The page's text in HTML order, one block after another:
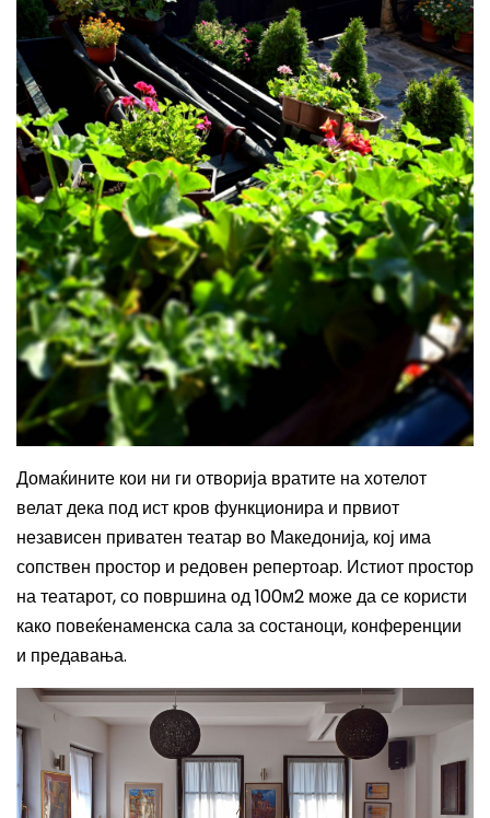
Домаќините кои ни ги отворија вратите на хотелот
велат дека под ист кров функционира и првиот
независен приватен театар во Македонија, кој има
сопствен простор и редовен репертоар. Истиот простор
на театарот, со површина од 100м2 може да се користи
како повеќенаменска сала за состаноци, конференции
и предавања.